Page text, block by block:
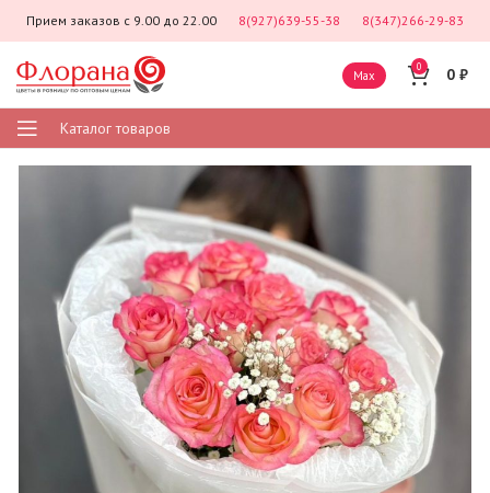
Прием заказов с 9.00 до 22.00 8(927)639-55-38 8(347)266-29-83
Max
0 0 ₽
Каталог товаров